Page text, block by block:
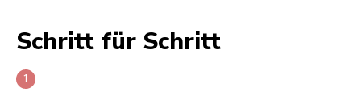
Schritt für Schritt